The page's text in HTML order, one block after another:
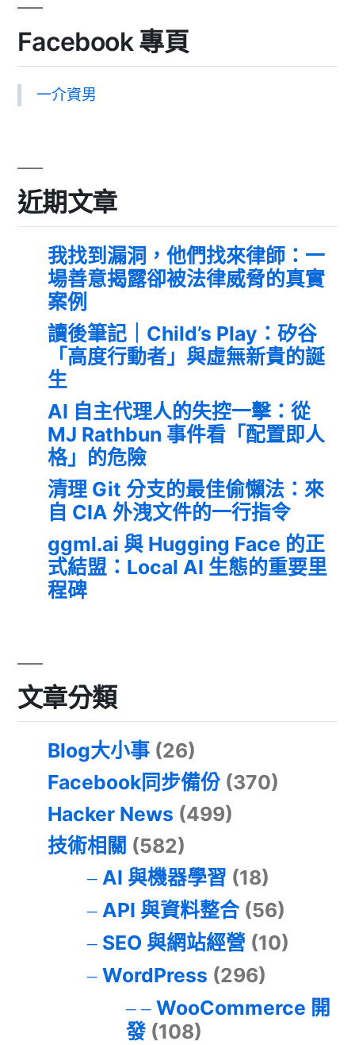
Facebook 專頁
一介資男
近期文章
我找到漏洞，他們找來律師：一
場善意揭露卻被法律威脅的真實
案例
讀後筆記｜Child’s Play：矽谷
「高度行動者」與虛無新貴的誕
生
AI 自主代理人的失控一擊：從
MJ Rathbun 事件看「配置即人
格」的危險
清理 Git 分支的最佳偷懶法：來
自 CIA 外洩文件的一行指令
ggml.ai 與 Hugging Face 的正
式結盟：Local AI 生態的重要里
程碑
文章分類
Blog大小事 (26)
Facebook同步備份 (370)
Hacker News (499)
技術相關 (582)
AI 與機器學習 (18)
API 與資料整合(56)
SEO 與網站經營 (10)
WordPress (296)
WooCommerce 開
發(108)